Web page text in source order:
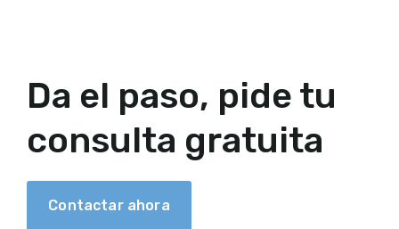
Da el paso, pide tu
consulta gratuita
Contactar ahora